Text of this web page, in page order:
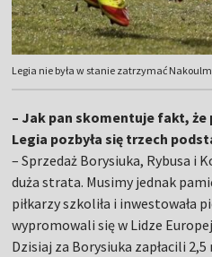
Legia nie była w stanie zatrzymać
– Jak pan skomentuje fakt, że
Legia pozbyła się trzech
– Sprzedaż Borysiuka, Rybusa i
duża strata. Musimy jednak
piłkarzy szkoliła i inwestowała
wypromowali się w Lidze
Dzisiaj za Borysiuka zapłacili